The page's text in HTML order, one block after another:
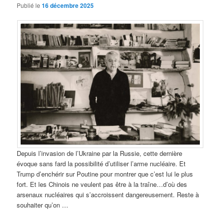
Publié le16 décembre 2025
Depuis l’invasion de l’Ukraine par la Russie, cette dernière
évoque sans fard la possibilité d’utiliser l’arme nucléaire. Et
Trump d’enchérir sur Poutine pour montrer que c’est lui le plus
fort. Et les Chinois ne veulent pas être à la traîne…d’où des
arsenaux nucléaires qui s’accroissent dangereusement. Reste à
souhaiter qu’on …